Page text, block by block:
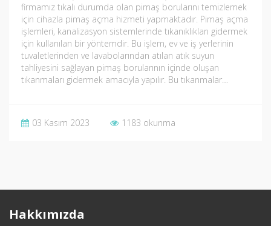
firmamız tıkalı durumda olan pimaş borularını temizlemek
için cihazla pimaş açma hizmeti yapmaktadır. Pimaş açma
işlemleri, kanalizasyon sistemlerinde tıkanıklıkları gidermek
için kullanılan bir yöntemdir. Bu işlem, ev ve iş yerlerinin
tuvaletlerinden ve lavabolarından atılan atık suyun
tahliyesini sağlayan pimaş borularının içinde oluşan
tıkanmaları gidermek amacıyla yapılır. Bu tıkanmalar…
03 Kasım 2023 1183 okunma
Hakkımızda